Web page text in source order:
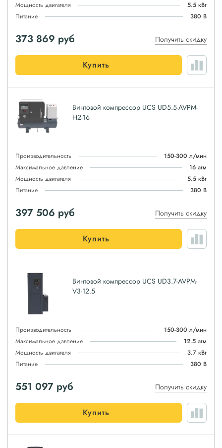
Мощность двигателя
5.5 кВт
Питание
380 В
373 869 руб Получить скидку
Купить
Винтовой компрессор UCS UD5.5-AVPM-
H2-16
Производительность
150-300 л/мин
Максимальное давление
16 атм
Мощность двигателя
5.5 кВт
Питание
380 В
397 506 руб Получить скидку
Купить
Винтовой компрессор UCS UD3.7-AVPM-
V3-12.5
Производительность
150-300 л/мин
Максимальное давление
12.5 атм
Мощность двигателя
3.7 кВт
Питание
380 В
551 097 руб Получить скидку
Купить